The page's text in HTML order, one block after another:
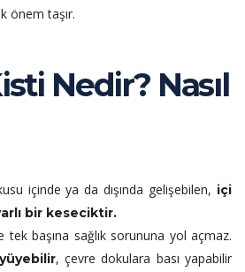
önem taşır.
Nedir? Nasıl
içinde ya da dışında gelişebilen, içi
bir keseciktir.
başına sağlık sorununa yol açmaz.
, çevre dokulara bası yapabilir